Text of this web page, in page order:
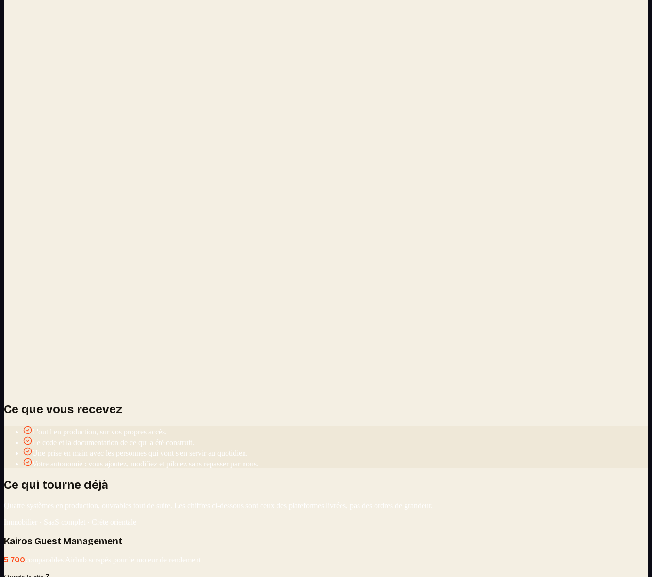
Ce que vous recevez
L'outil en production, sur vos propres accès.
Le code et la documentation de ce qui a été construit.
Une prise en main avec les personnes qui vont s'en servir au quotidien.
Votre autonomie : vous ajoutez, modifiez et pilotez sans repasser par nous.
Ce qui tourne déjà
Quatre systèmes en production, ouvrables tout de suite. Les chiffres ci-dessous sont ceux des plateformes livrées, pas des ordres de grandeur.
Immobilier · SaaS complet · Crète orientale
Kairos Guest Management
5 700comparables Airbnb scrapés pour le moteur de rendement